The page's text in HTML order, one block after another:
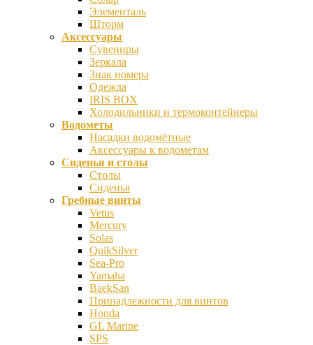
Элементаль
Шторм
Аксессуары
Сувениры
Зеркала
Знак номера
Одежда
IRIS BOX
Холодильники и термоконтейнеры
Водометы
Насадки водомётные
Аксессуары к водометам
Сиденья и столы
Столы
Сиденья
Гребные винты
Vetus
Mercury
Solas
QuikSilver
Sea-Pro
Yamaha
BaekSan
Принадлежности для винтов
Honda
GL Marine
SPS